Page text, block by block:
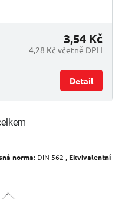
4,28 Kč včetně DPH
3,54 Kč
Detail
norma: DIN 562 , Ekvivalentní